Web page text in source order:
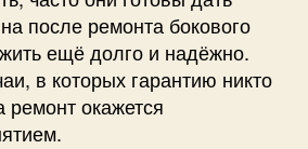
после ремонта бокового
ещё долго и надёжно.
в которых гарантию никто
ремонт окажется